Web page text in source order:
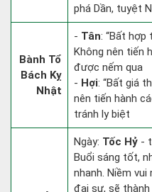
phá Dần, tuyệt
Bành Tổ
Bách Kỵ
Nhật
- Tân: “Bất hợp
Không nên tiến
được nếm qua
- Hợi: “Bất giá
nên tiến hành
tránh ly biệt
Ngày: Tốc Hỷ -
Buổi sáng tốt,
nhanh. Niềm
đại sự, sẽ